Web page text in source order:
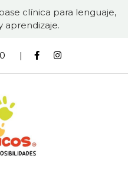
clínica para lenguaje,
aprendizaje.